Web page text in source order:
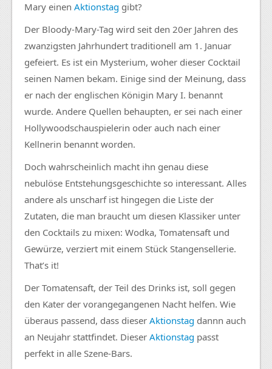
Mary einen Aktionstag gibt?
Der Bloody-Mary-Tag wird seit den 20er Jahren des
zwanzigsten Jahrhundert traditionell am 1. Januar
gefeiert. Es ist ein Mysterium, woher dieser Cocktail
seinen Namen bekam. Einige sind der Meinung, dass
er nach der englischen Königin Mary I. benannt
wurde. Andere Quellen behaupten, er sei nach einer
Hollywoodschauspielerin oder auch nach einer
Kellnerin benannt worden.
Doch wahrscheinlich macht ihn genau diese
nebulöse Entstehungsgeschichte so interessant. Alles
andere als unscharf ist hingegen die Liste der
Zutaten, die man braucht um diesen Klassiker unter
den Cocktails zu mixen: Wodka, Tomatensaft und
Gewürze, verziert mit einem Stück Stangensellerie.
That’s it!
Der Tomatensaft, der Teil des Drinks ist, soll gegen
den Kater der vorangegangenen Nacht helfen. Wie
überaus passend, dass dieser Aktionstag dannn auch
an Neujahr stattfindet. Dieser Aktionstag passt
perfekt in alle Szene-Bars.